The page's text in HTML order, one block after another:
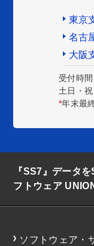
東京
名古
大阪
受付時
土日・
*年末最
『SS7』データ
フトウェア
ソフトウェア・